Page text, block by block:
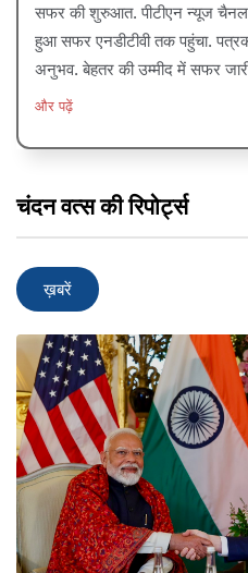
सफर की शुरुआत. पीटीएन न्यूज चैनल
हुआ सफर एनडीटीवी तक पहुंचा.
अनुभव. बेहतर की उम्मीद में सफर
और पढ़ें
चंदन वत्स की रिपोर्ट्स
ख़बरें